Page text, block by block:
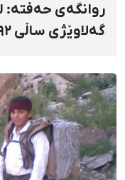
روانگەی حەفتە:
تۆمار کراوە